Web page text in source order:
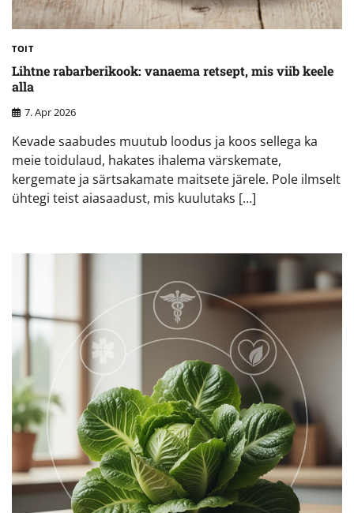
TOIT
Lihtne rabarberikook: vanaema retsept, mis viib keele
alla
7. Apr 2026
Kevade saabudes muutub loodus ja koos sellega ka
meie toidulaud, hakates ihalema värskemate,
kergemate ja särtsakamate maitsete järele. Pole ilmselt
ühtegi teist aiasaadust, mis kuulutaks […]